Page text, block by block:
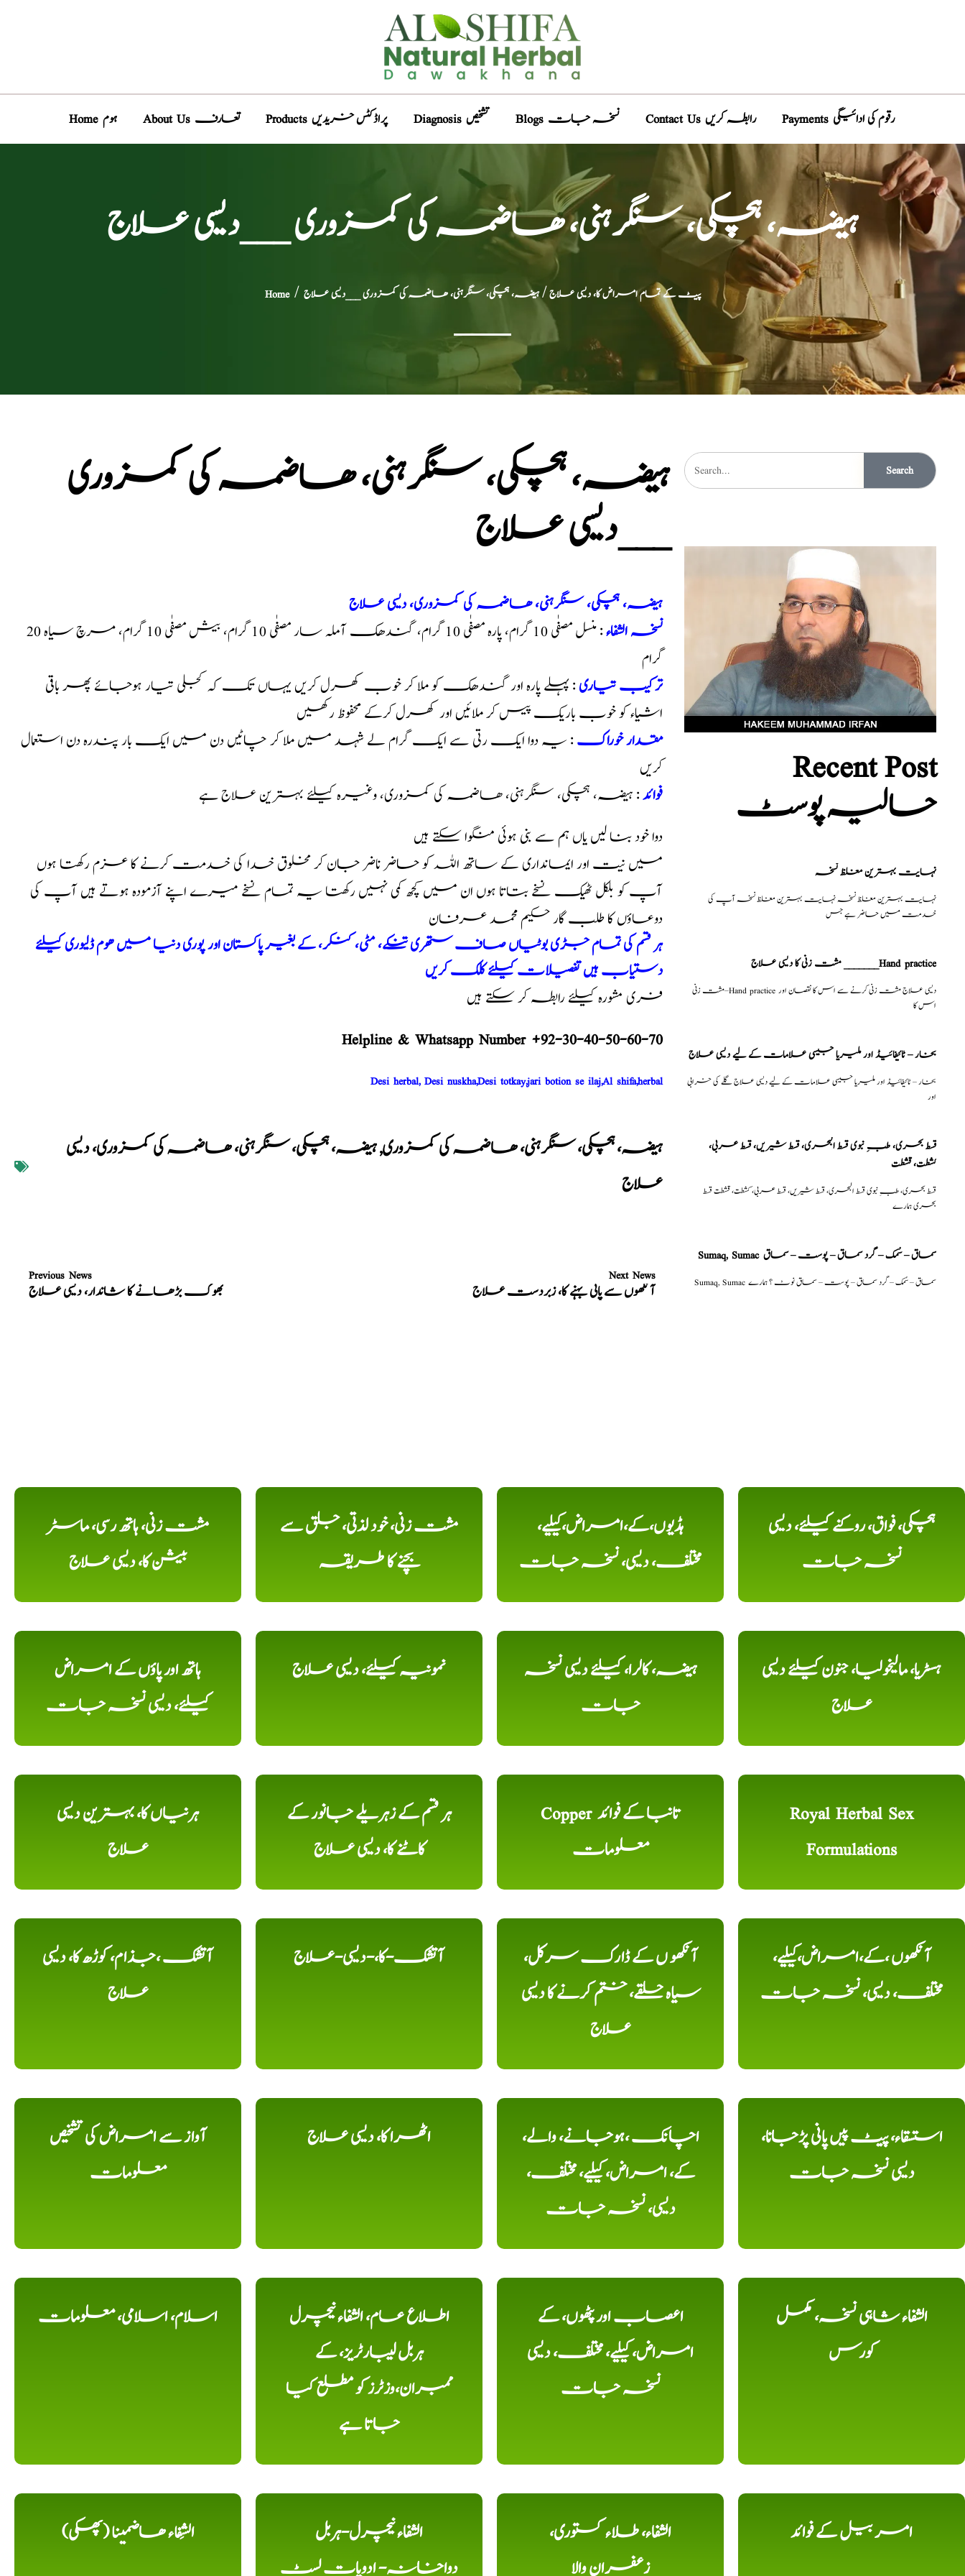
Home ہوم About Us تعارف Products پراڈکٹس خریدیں Diagnosis تشخیص Blogs نسخہ جات Contact Us رابطہ کریں Payments رقوم کی ادائیگی
ہیضہ، ہچکی، سنگرہنی، ھاضمہ کی کمزوری ___دیسی علاج
Home/ پیٹ کے تمام امراض کا، دیسی علاج/ ہیضہ، ہچکی، سنگرہنی، ھاضمہ کی کمزوری ___دیسی علاج
ہیضہ، ہچکی، سنگرہنی، ھاضمہ کی کمزوری
___دیسی علاج
ہیضہ، ہچکی، سنگرہنی، ھاضمہ کی کمزوری، دیسی علاج
نسخہ الشفاء
: منسل مصفٰی 10 گرام، پارہ مصفٰی 10 گرام، گندھک آملہ سار مصفٰی 10 گرام، بیش مصفٰی 10 گرام، مرچ سیاہ 20
گرام
ترکیب تیاری: پہلے پارہ اور گندھک کو ملا کر خوب کھرل کریں یہاں تک کہ کجلی تیار ہوجائے پھر باقی
اشیاء کو خوب باریک پیس کر ملائیں اور کھرل کرکے محفوظ رکھیں
مقدار خوراک: یہ دوا ایک رتی سے ایک گرام لے شہد میں ملا کر چاٹیں دن میں ایک بار پندرہ دن استعمال
کریں
فوائد: ہیضہ، ہچکی، سنگرہنی، ھاضمہ کی کمزوری، وغیرہ کیلئے بہترین علاج ہے
دوا خود بنا لیں یاں ہم سے بنی ہوئی منگوا سکتے ہیں
میں نیت اور ایمانداری کے ساتھ اللہ کو حاضر ناضر جان کر مخلوق خدا کی خدمت کرنے کا عزم رکھتا ہوں
آپ کو بلکل ٹھیک نسخے بتاتا ہوں ان میں کچھ کمی نہیں رکھتا یہ تمام نسخے میرے اپنے آزمودہ ہوتے ہیں آپ کی
دوعاؤں کا طلب گار حکیم محمد عرفان
ہر قسم کی تمام جڑی بوٹیاں صاف ستھری تنکے، مٹی، کنکر، کے بغیر پاکستان اور پوری دنیا میں ھوم ڈلیوری کیلئے
دستیاب ہیں تفصیلات کیلئے کلک کریں
فری مشورہ کیلئے رابطہ کر سکتے ہیں
Helpline & Whatsapp Number +92-30-40-50-60-70
Desi herbal, Desi nuskha,Desi totkay,jari botion se ilaj,Al shifa,herbal
ہیضہ، ہچکی، سنگرہنی، ھاضمہ کی کمزوری,ہیضہ، ہچکی، سنگرہنی، ھاضمہ کی کمزوری، دیسی
علاج
Previous News
بھوک بڑھانے کا شاندار، دیسی علاج
Next News
آنکھوں سے پانی بہنے کا، زبردست علاج
Search
Recent Post
حالیہ پوسٹ
نہایت بہترین مغلظ نسخہ
نہایت بہترین مغلظ نسخہ نہایت بہترین مغلظ نسخہ آپ کی
خدمت میں حاضر ہے جس
مشت زنی کا دیسی علاج _______Hand practice
مشت زنی–Hand practice دیسی علاج مشت زنی کرنے سے اس کا نقصان اور
اس کا
بخار – ٹائیفائیڈ اور ملیریا جیسی علامات کے لیے دیسی علاج
بخار – ٹائیفائیڈ اور ملیریا جیسی علامات کے لیے دیسی علاج گلے کی خرابی
اور
قسط بحری، طبِ نبوی قسط البحری، قسط شیریں، قسط عربی،
كشطت، قشطت
بحری ہمارے
Sumaq, Sumac سماق – سُمک – گرد سماق – پوست – سماق
Sumaq, Sumac سماق – سُمک – گرد سماق – پوست – سماق نوٹ ؟ ہمارے
مشت زنی، ہاتھ رسی، ماسٹر
بیشن کا، دیسی علاج
مشت زنی، خود لذتی، جلق سے
بچنے کا طریقہ
ہڈیوں،کے،امراض،کیلیے،
مختلف، دیسی، نسخہ جات
ہچکی، فواق، روکنے کیلئے، دیسی
نسخہ جات
ہاتھ اور پاؤں کے امراض
کیلئے، دیسی نسخہ جات
نمونیہ کیلئے، دیسی علاج
ہیضہ، کالرا، کیلئے دیسی نسخہ
جات
ہسٹریا، مالیخولیا، جنون کیلئے دیسی
علاج
ہرنیاں کا، بہترین دیسی
علاج
ہر قسم کے زہریلے جانور کے
کاٹنے کا، دیسی علاج
Copper تانبا کے فوائد
معلومات
Royal Herbal Sex
Formulations
آتشک ،جذام، کوڑھ کا، دیسی
علاج
آتشک-کا،-دیسی-علاج
آنکھو ں کے ڈارک سرکل،
سیاہ حلقے، ختم کرنے کا دیسی
علاج
آنکھوں ،کے،امراض،کیلیے،
مختلف، دیسی، نسخہ جات
آواز سے امراض کی تشخیص
معلومات
اٹھرا کا، دیسی علاج
اچانک ،ہوجانے، والے،
کے، امراض، کیلیے، مختلف،
دیسی، نسخہ جات
استسقاء، پیٹ پیں پانی پڑجانا،
دیسی نسخہ جات
اسلام، اسلامی، معلومات
اطلاع عام، الشفاء نیچرل
ہربل لیبارٹریز، کے
ممبران،وزٹرز کو مطلع کیا
جاتا ہے
اعصاب اور پٹھوں، کے
امراض، کیلیے، مختلف، دیسی
نسخہ جات
الشفاء شاہی نسخہ، مکمل
کورس
الشِفاء ھاضمینا (پھکی)
الشفاء نیچرل-ہربل
دواخانہ- ادویات لسٹ
الشفاء، طلاء کستوری،
زعفران والا
امر بیل کے فوائد